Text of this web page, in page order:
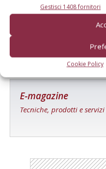
Gestisci 1408 fornitori
Cookie Policy
Salva il mio nome, email e
prossima volta che
E-magazine
Tecniche, prodotti e